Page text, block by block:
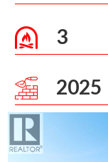
3
2025